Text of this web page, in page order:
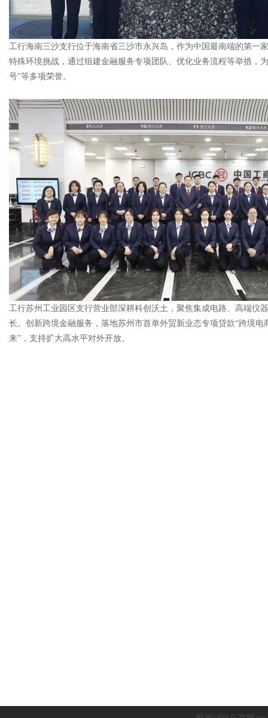
工行海南三沙支行位于海南省三沙市永兴岛，作为中国最南端的第一
特殊环境挑战，通过组建金融服务专项团队、优化业务流程等举措，
号”等多项荣誉。
工行苏州工业园区支行营业部深耕科创沃土，聚焦集成电路、高端仪
长。创新跨境金融服务，落地苏州市首单外贸新业态专项贷款“跨境
来”，支持扩大高水平对外开放。